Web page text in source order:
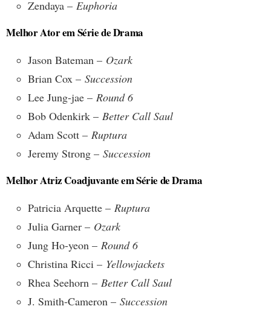
Zendaya – Euphoria
Melhor Ator em Série de Drama
Jason Bateman – Ozark
Brian Cox – Succession
Lee Jung-jae – Round 6
Bob Odenkirk – Better Call Saul
Adam Scott – Ruptura
Jeremy Strong – Succession
Melhor Atriz Coadjuvante em Série de Drama
Patricia Arquette – Ruptura
Julia Garner – Ozark
Jung Ho-yeon – Round 6
Christina Ricci – Yellowjackets
Rhea Seehorn – Better Call Saul
J. Smith-Cameron – Succession